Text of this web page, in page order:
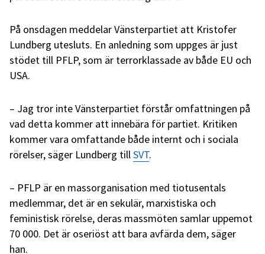
På onsdagen meddelar Vänsterpartiet att Kristofer
Lundberg utesluts. En anledning som uppges är just
stödet till PFLP, som är terrorklassade av både EU och
USA.
– Jag tror inte Vänsterpartiet förstår omfattningen på
vad detta kommer att innebära för partiet. Kritiken
kommer vara omfattande både internt och i sociala
rörelser, säger Lundberg tillSVT.
– PFLP är en massorganisation med tiotusentals
medlemmar, det är en sekulär, marxistiska och
feministisk rörelse, deras massmöten samlar uppemot
70 000. Det är oseriöst att bara avfärda dem, säger
han.